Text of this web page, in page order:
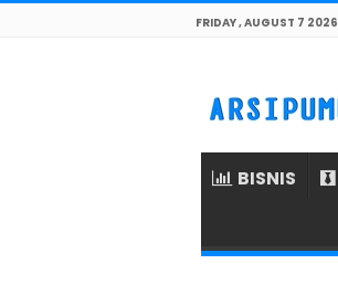
FRIDAY , AUGUST 7 2026
BISNIS